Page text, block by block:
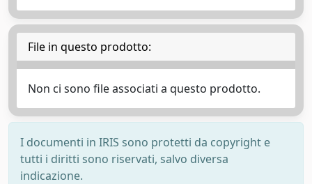
File in questo prodotto:
Non ci sono file associati a questo prodotto.
I documenti in IRIS sono protetti da copyright e
tutti i diritti sono riservati, salvo diversa
indicazione.